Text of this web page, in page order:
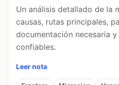
Un análisis detallado de la
causas, rutas principales,
documentación necesaria
confiables.
Leer nota